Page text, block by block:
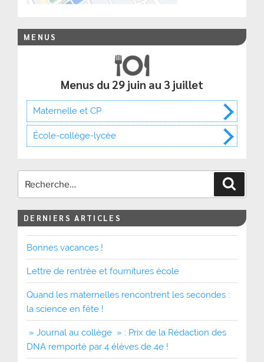
MENUS
Menus du 29 juin au 3 juillet
Maternelle et CP
École-collège-lycée
DERNIERS ARTICLES
Bonnes vacances !
Lettre de rentrée et fournitures école
Quand les maternelles rencontrent les secondes :
la science en fête !
» Journal au collège » : Prix de la Rédaction des
DNA remporté par 4 élèves de 4e !